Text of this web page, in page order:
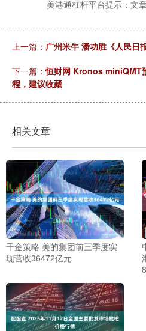
美港通杠杆平台提示：文
上一篇： 广州米牛 潘功胜《人民日
下一篇：恒财网 Kronos miniQMT
程，建议收藏
相关文章
千金策略 美的集团前三季度实
现营收36472亿元